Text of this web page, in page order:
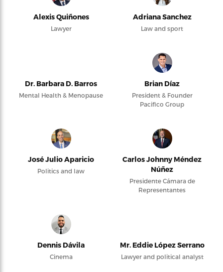
Alexis Quiñones
Lawyer
Adriana Sanchez
Law and sport
Dr. Barbara D. Barros
Mental Health & Menopause
Brian Díaz
President & Founder
Pacifico Group
José Julio Aparicio
Politics and law
Carlos Johnny Méndez
Núñez
Presidente Cámara de
Representantes
Dennis Dávila
Cinema
Mr. Eddie López Serrano
Lawyer and political analyst